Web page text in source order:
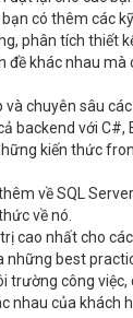
có thêm các
phân tích thiết
đề khác nhau
chuyên sâu
backend với C#,
kiến thức
về SQL
về nó.
cao nhất cho
những best
trường công
nhau của khách